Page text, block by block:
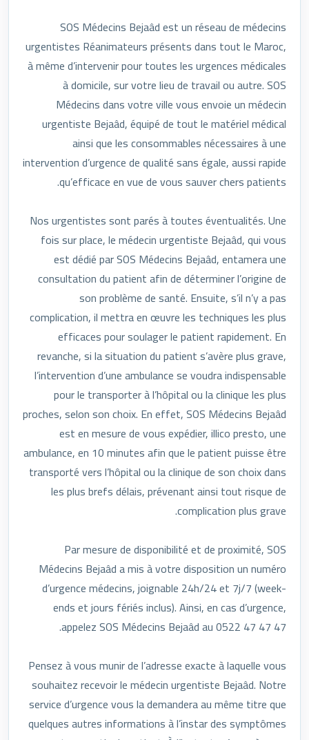
SOS Médecins Bejaâd est un réseau de médecins
urgentistes Réanimateurs présents dans tout le Maroc,
à même d’intervenir pour toutes les urgences médicales
à domicile, sur votre lieu de travail ou autre. SOS
Médecins dans votre ville vous envoie un médecin
urgentiste Bejaâd, équipé de tout le matériel médical
ainsi que les consommables nécessaires à une
intervention d’urgence de qualité sans égale, aussi rapide
qu’efficace en vue de vous sauver chers patients.
Nos urgentistes sont parés à toutes éventualités. Une
fois sur place, le médecin urgentiste Bejaâd, qui vous
est dédié par SOS Médecins Bejaâd, entamera une
consultation du patient afin de déterminer l’origine de
son problème de santé. Ensuite, s’il n’y a pas
complication, il mettra en œuvre les techniques les plus
efficaces pour soulager le patient rapidement. En
revanche, si la situation du patient s’avère plus grave,
l’intervention d’une ambulance se voudra indispensable
pour le transporter à l’hôpital ou la clinique les plus
proches, selon son choix. En effet, SOS Médecins Bejaâd
est en mesure de vous expédier, illico presto, une
ambulance, en 10 minutes afin que le patient puisse être
transporté vers l’hôpital ou la clinique de son choix dans
les plus brefs délais, prévenant ainsi tout risque de
complication plus grave.
Par mesure de disponibilité et de proximité, SOS
Médecins Bejaâd a mis à votre disposition un numéro
d’urgence médecins, joignable 24h/24 et 7j/7 (week-
ends et jours fériés inclus). Ainsi, en cas d’urgence,
appelez SOS Médecins Bejaâd au 0522 47 47 47.
Pensez à vous munir de l’adresse exacte à laquelle vous
souhaitez recevoir le médecin urgentiste Bejaâd. Notre
service d’urgence vous la demandera au même titre que
quelques autres informations à l’instar des symptômes